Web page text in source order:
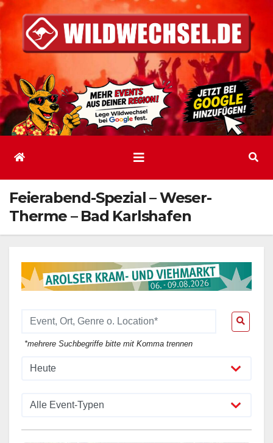
Inhalt
springen
Feierabend-Spezial – Weser-
Therme – Bad Karlshafen
*mehrere Suchbegriffe bitte mit Komma trennen